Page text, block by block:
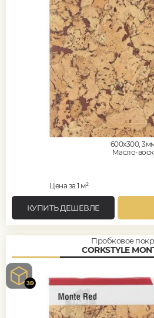
600x300,
Масло-воск
Цена за 1 м²
КУПИТЬ ДЕШЕВЛЕ
Пробковое
CORKSTYLE